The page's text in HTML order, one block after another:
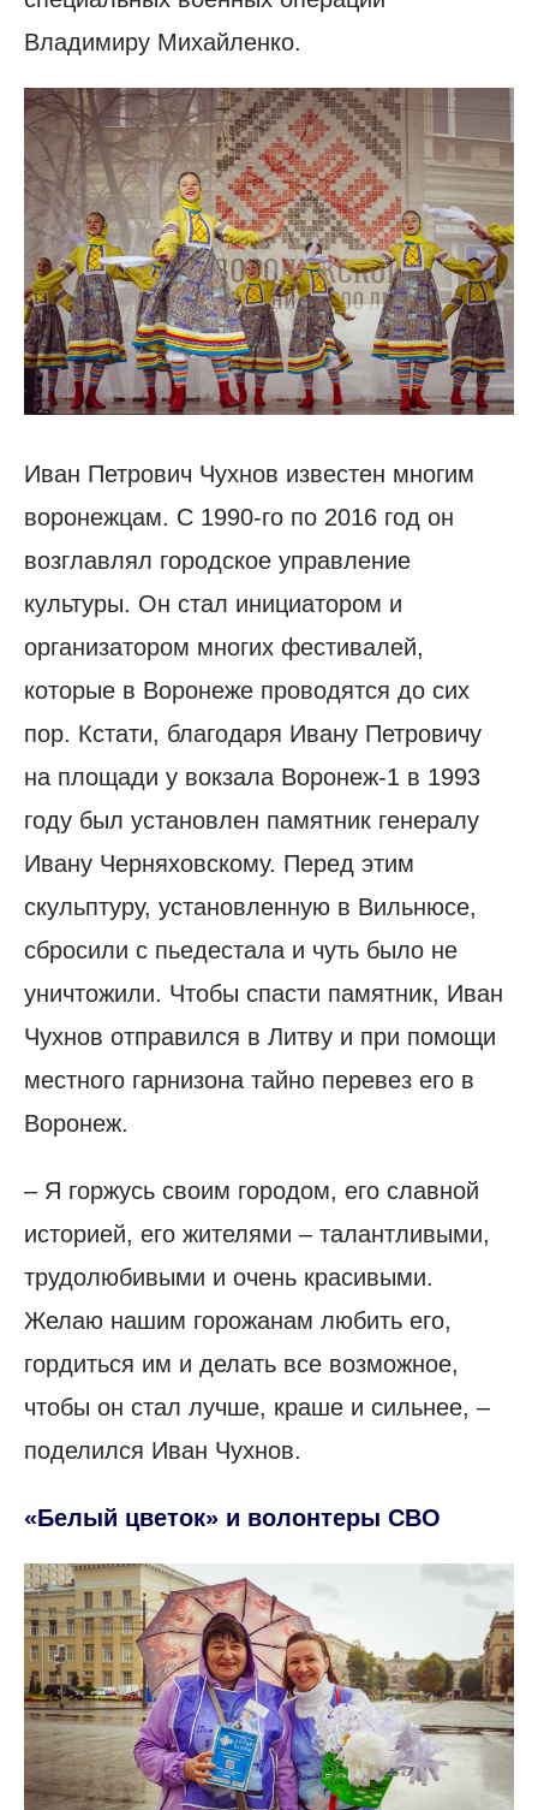
Владимиру Михайленко.
Иван Петрович Чухнов известен многим
воронежцам. С 1990-го по 2016 год он
возглавлял городское управление
культуры. Он стал инициатором и
организатором многих фестивалей,
которые в Воронеже проводятся до сих
пор. Кстати, благодаря Ивану Петровичу
на площади у вокзала Воронеж-1 в 1993
году был установлен памятник генералу
Ивану Черняховскому. Перед этим
скульптуру, установленную в Вильнюсе,
сбросили с пьедестала и чуть было не
уничтожили. Чтобы спасти памятник, Иван
Чухнов отправился в Литву и при помощи
местного гарнизона тайно перевез его в
Воронеж.
– Я горжусь своим городом, его славной
историей, его жителями – талантливыми,
трудолюбивыми и очень красивыми.
Желаю нашим горожанам любить его,
гордиться им и делать все возможное,
чтобы он стал лучше, краше и сильнее, –
поделился Иван Чухнов.
«Белый цветок» и волонтеры СВО